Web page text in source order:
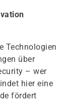
Technologien
über
– wer
hier eine
fördert